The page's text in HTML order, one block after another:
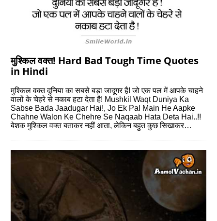
मुश्किल वक्त! Hard Bad Tough Time Quotes
in Hindi
मुश्किल वक्त दुनिया का सबसे बड़ा जादूगर है! जो एक पल में आपके चाहने
वालों के चेहरे से नकाब हटा देता है! Mushkil Waqt Duniya Ka
Sabse Bada Jaadugar Hai!, Jo Ek Pal Main He Aapke
Chahne Walon Ke Chehre Se Naqaab Hata Deta Hai..!!
बेशक मुश्किल वक्त बताकर नहीं आता, लेकिन बहुत कुछ सिखाकर…